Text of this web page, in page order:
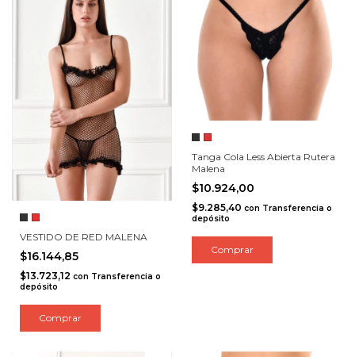
VESTIDO DE RED MALENA
$16.144,85
$13.723,12 con Transferencia o
depósito
Comprar
Tanga Cola Less Abierta Rutera
Malena
$10.924,00
$9.285,40 con Transferencia o
depósito
Comprar